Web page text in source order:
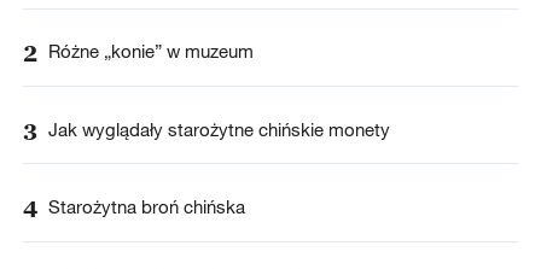
2 Różne „konie” w muzeum
3 Jak wyglądały starożytne chińskie monety
4 Starożytna broń chińska